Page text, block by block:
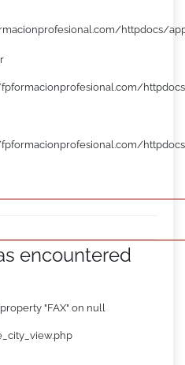
httpdocs/
encountered
"FAX" on null